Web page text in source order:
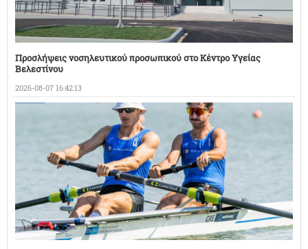
Προσλήψεις νοσηλευτικού προσωπικού στο Κέντρο Υγείας
Βελεστίνου
2026-08-07 16:42:13